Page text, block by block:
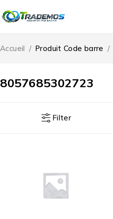
8057685302723
Accueil / Produit Code barre /
Filter